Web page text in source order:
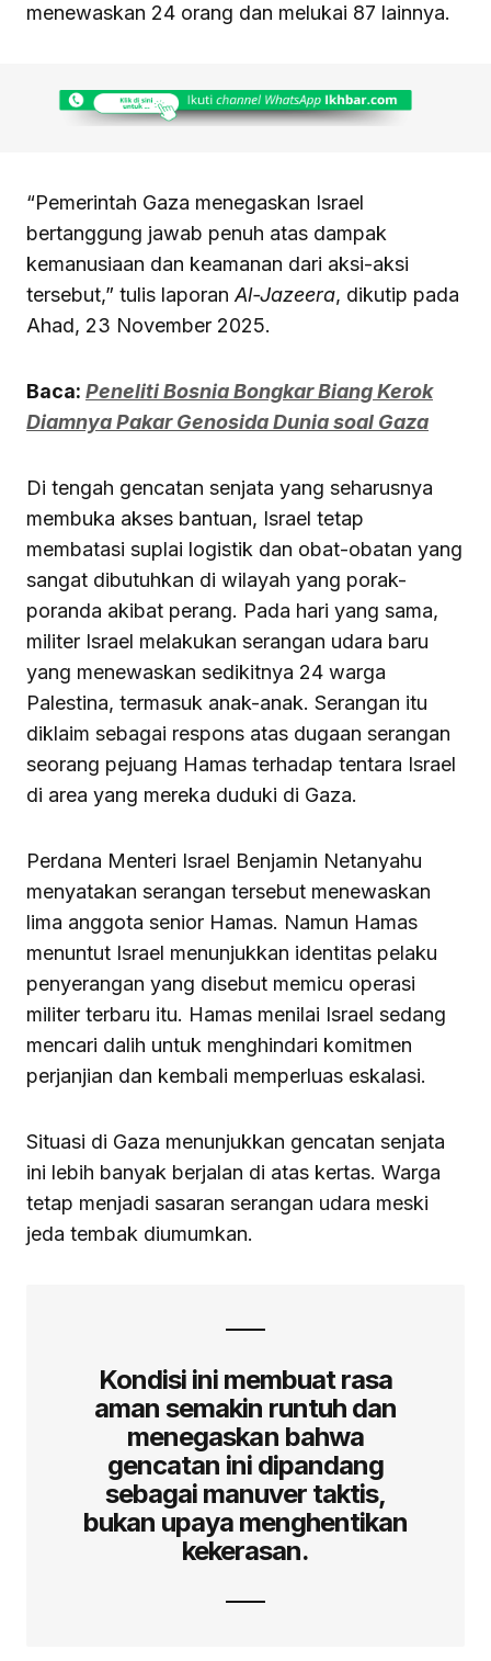
menewaskan 24 orang dan melukai 87 lainnya.
“Pemerintah Gaza menegaskan Israel
bertanggung jawab penuh atas dampak
kemanusiaan dan keamanan dari aksi-aksi
tersebut,” tulis laporanAl-Jazeera, dikutip pada
Ahad, 23 November 2025.
Baca: Peneliti Bosnia Bongkar Biang Kerok
Diamnya Pakar Genosida Dunia soal Gaza
Di tengah gencatan senjata yang seharusnya
membuka akses bantuan, Israel tetap
membatasi suplai logistik dan obat-obatan yang
sangat dibutuhkan di wilayah yang porak-
poranda akibat perang. Pada hari yang sama,
militer Israel melakukan serangan udara baru
yang menewaskan sedikitnya 24 warga
Palestina, termasuk anak-anak. Serangan itu
diklaim sebagai respons atas dugaan serangan
seorang pejuang Hamas terhadap tentara Israel
di area yang mereka duduki di Gaza.
Perdana Menteri Israel Benjamin Netanyahu
menyatakan serangan tersebut menewaskan
lima anggota senior Hamas. Namun Hamas
menuntut Israel menunjukkan identitas pelaku
penyerangan yang disebut memicu operasi
militer terbaru itu. Hamas menilai Israel sedang
mencari dalih untuk menghindari komitmen
perjanjian dan kembali memperluas eskalasi.
Situasi di Gaza menunjukkan gencatan senjata
ini lebih banyak berjalan di atas kertas. Warga
tetap menjadi sasaran serangan udara meski
jeda tembak diumumkan.
Kondisi ini membuat rasa
aman semakin runtuh dan
menegaskan bahwa
gencatan ini dipandang
sebagai manuver taktis,
bukan upaya menghentikan
kekerasan.